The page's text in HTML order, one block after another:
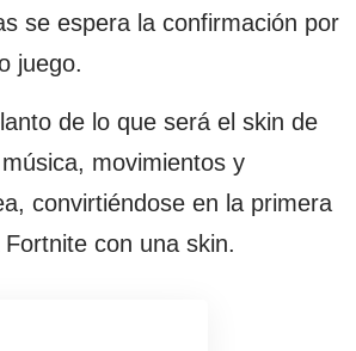
se espera la confirmación por
juego.
de lo que será el skin de
movimientos y
convirtiéndose en la primera
con una skin.